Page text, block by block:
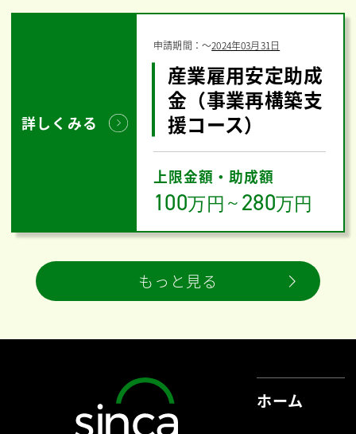
詳しくみる
申請期間：〜2024年03月31日
産業雇用安定助成
金（事業再構築支
援コース）
上限金額・助成額
100万円 ～ 280万円
もっと見る
ホーム